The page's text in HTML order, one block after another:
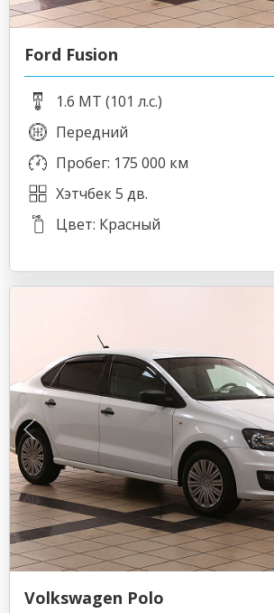
Ford Fusion
1.6 MT (101 л.с.)
Передний
Пробег: 175 000 км
Хэтчбек 5 дв.
Цвет: Красный
Volkswagen Polo